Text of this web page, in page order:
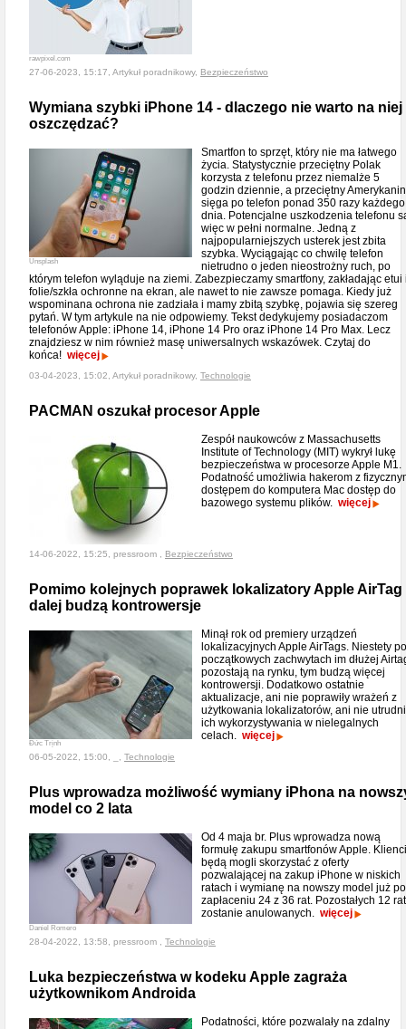
rawpixel.com
27-06-2023, 15:17, Artykuł poradnikowy, Bezpieczeństwo
Wymiana szybki iPhone 14 - dlaczego nie warto na niej
oszczędzać?
Unsplash
Smartfon to sprzęt, który nie ma łatwego
życia. Statystycznie przeciętny Polak
korzysta z telefonu przez niemalże 5
godzin dziennie, a przeciętny Amerykanin
sięga po telefon ponad 350 razy każdego
dnia. Potencjalne uszkodzenia telefonu
więc w pełni normalne. Jedną z
najpopularniejszych usterek jest zbita
szybka. Wyciągając co chwilę telefon
nietrudno o jeden nieostrożny ruch, po
którym telefon wyląduje na ziemi. Zabezpieczamy smartfony, zakładając etui
folie/szkła ochronne na ekran, ale nawet to nie zawsze pomaga. Kiedy już
wspominana ochrona nie zadziała i mamy zbitą szybkę, pojawia się szereg
pytań. W tym artykule na nie odpowiemy. Tekst dedykujemy posiadaczom
telefonów Apple: iPhone 14, iPhone 14 Pro oraz iPhone 14 Pro Max. Lecz
znajdziesz w nim również masę uniwersalnych wskazówek. Czytaj do
końca! więcej
03-04-2023, 15:02, Artykuł poradnikowy, Technologie
PACMAN oszukał procesor Apple
Zespół naukowców z Massachusetts
Institute of Technology (MIT) wykrył lukę
bezpieczeństwa w procesorze Apple M1.
Podatność umożliwia hakerom z
dostępem do komputera Mac dostęp do
bazowego systemu plików. więcej
14-06-2022, 15:25, pressroom , Bezpieczeństwo
Pomimo kolejnych poprawek lokalizatory Apple AirTag
dalej budzą kontrowersje
Đức Trịnh
Minął rok od premiery urządzeń
lokalizacyjnych Apple AirTags. Niestety po
początkowych zachwytach im dłużej
pozostają na rynku, tym budzą więcej
kontrowersji. Dodatkowo ostatnie
aktualizacje, ani nie poprawiły wrażeń z
użytkowania lokalizatorów, ani nie
ich wykorzystywania w nielegalnych
celach. więcej
06-05-2022, 15:00, _, Technologie
Plus wprowadza możliwość wymiany iPhona na
model co 2 lata
Daniel Romero
Od 4 maja br. Plus wprowadza nową
formułę zakupu smartfonów Apple. Klienci
będą mogli skorzystać z oferty
pozwalającej na zakup iPhone w niskich
ratach i wymianę na nowszy model już po
zapłaceniu 24 z 36 rat. Pozostałych 12 rat
zostanie anulowanych. więcej
28-04-2022, 13:58, pressroom , Technologie
Luka bezpieczeństwa w kodeku Apple zagraża
użytkownikom Androida
Podatności, które pozwalały na zdalny